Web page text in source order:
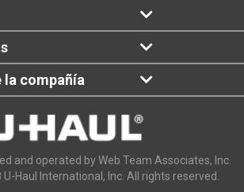
compañía
and operated by Web Team Associates, Inc.
Haul International, Inc. All rights reserved.